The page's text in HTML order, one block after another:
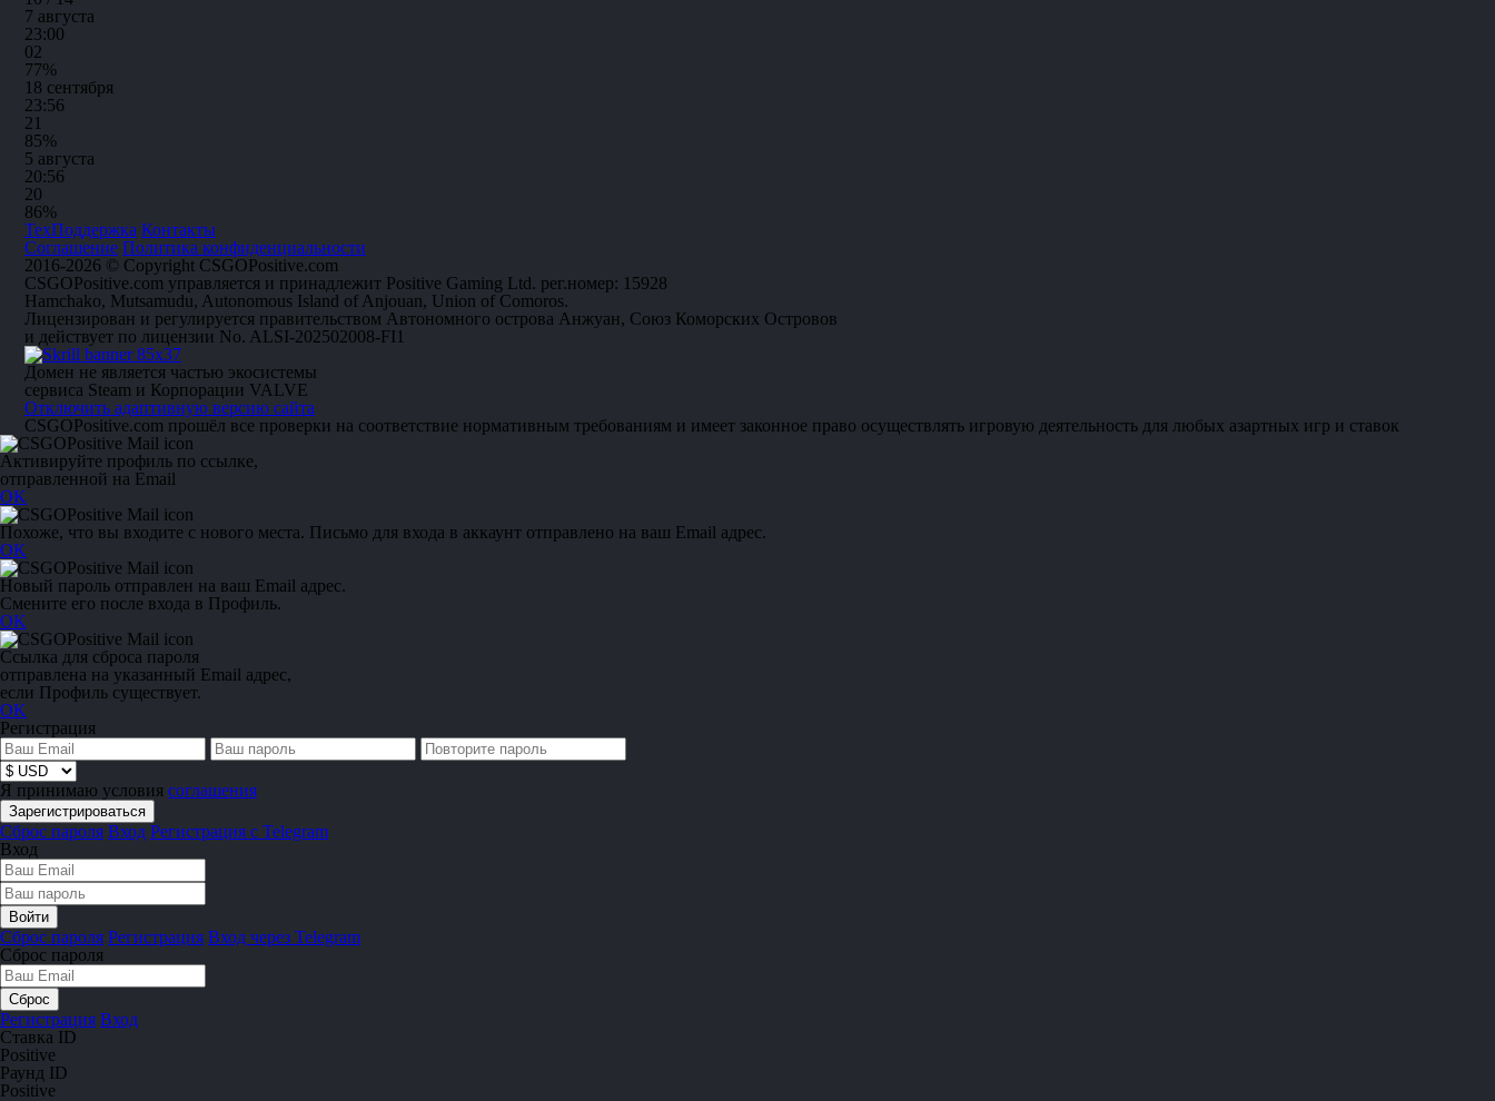
7 августа
23:00
02
77%
18 сентября
23:56
21
85%
5 августа
20:56
20
86%
ТехПоддержка Контакты
Соглашение Политика конфиденциальности
2016-2026 © Copyright CSGOPositive.com
CSGOPositive.com управляется и принадлежит Positive Gaming Ltd. рег.номер: 15928
Hamchako, Mutsamudu, Autonomous Island of Anjouan, Union of Comoros.
Лицензирован и регулируется правительством Автономного острова Анжуан, Союз Коморских Островов
и действует по лицензии No. ALSI-202502008-FI1
Домен не является частью экосистемы
сервиса Steam и Корпорации VALVE
Отключить адаптивную версию сайта
CSGOPositive.com прошёл все проверки на соответствие нормативным требованиям и имеет законное право осуществлять игровую деятельность для любых азартных игр и ставок
Активируйте профиль по ссылке,
отправленной на Email
OK
Похоже, что вы входите с нового места. Письмо для входа в аккаунт отправлено на ваш Email адрес.
OK
Новый пароль отправлен на ваш Email адрес.
Смените его после входа в Профиль.
OK
Ссылка для сброса пароля
отправлена на указанный Email адрес,
если Профиль существует.
OK
Регистрация
Я принимаю условия соглашения
Сброс пароля Вход Регистрация с Telegram
Вход
Сброс пароля Регистрация Вход через Telegram
Сброс пароля
Регистрация Вход
Ставка ID
Positive
Раунд ID
Positive